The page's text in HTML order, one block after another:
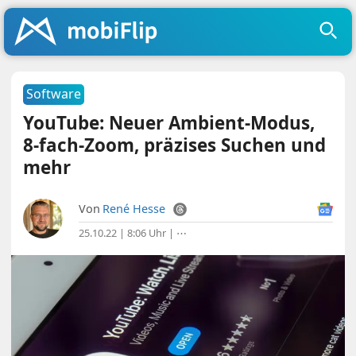
Software
YouTube: Neuer Ambient-Modus,
8-fach-Zoom, präzises Suchen und
mehr
Von René Hesse
25.10.22 | 8:06 Uhr | ⋯